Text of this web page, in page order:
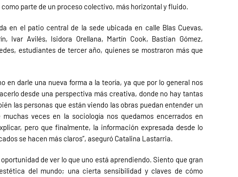
parte de un proceso colectivo, más horizontal y fluido.
en el patio central de la sede ubicada en calle Blas Cuevas,
Ivar Avilés, Isidora Orellana, Martín Cook, Bastian Gómez,
estudiantes de tercer año, quienes se mostraron más que
en darle una nueva forma a la teoría, ya que por lo general nos
desde una perspectiva más creativa, donde no hay tantas
las personas que están viendo las obras puedan entender un
veces en la sociología nos quedamos encerrados en
pero que finalmente, la información expresada desde lo
se hacen más claros”, aseguró Catalina Lastarria.
de ver lo que uno está aprendiendo. Siento que gran
del mundo; una cierta sensibilidad y claves de cómo